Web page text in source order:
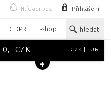
Přihlášení
Hlídací pes
GDPR E-shop hledat
0,- CZK CZK EUR